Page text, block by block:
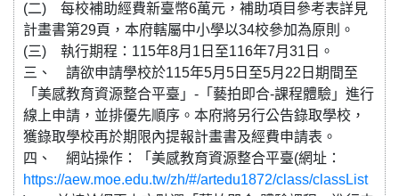
(二) 每校補助經費新臺幣6萬元，補助項目參考表詳見
計畫書第29頁，本府轄屬中小學以34校參加為原則。
(三) 執行期程：115年8月1日至116年7月31日。
三、 請欲申請學校於115年5月5日至5月22日期間至
「美感教育資源整合平臺」-「藝拍即合-課程體驗」進行
線上申請，並排優先順序。本府將另行公告錄取學校，
獲錄取學校再於期限內提報計畫書及經費申請表。
四、 網站操作：「美感教育資源整合平臺(網址：
https://aew.moe.edu.tw/zh/#/artedu1872/class/classList